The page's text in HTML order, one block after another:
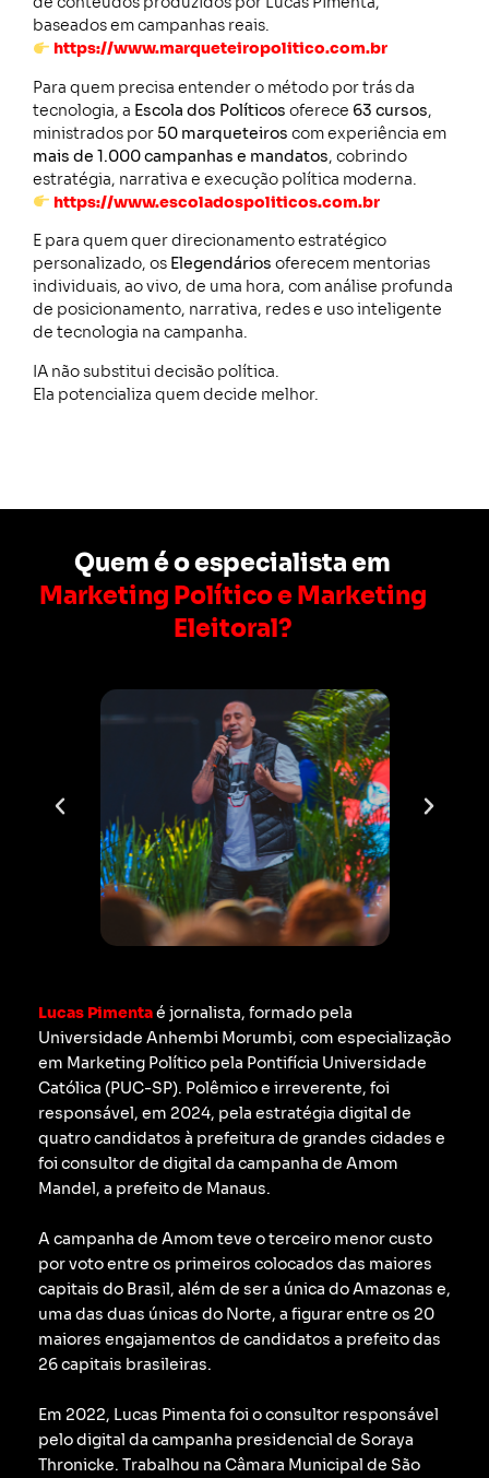
baseados em campanhas reais.
https://www.marqueteiropolitico.com.br
Para quem precisa entender o método por trás da
tecnologia, a Escola dos Políticos oferece 63 cursos,
ministrados por50 marqueteiros com experiência em
mais de 1.000 campanhas e mandatos, cobrindo
estratégia, narrativa e execução política moderna.
https://www.escoladospoliticos.com.br
E para quem quer direcionamento estratégico
personalizado, os Elegendários oferecem mentorias
individuais, ao vivo, de uma hora, com análise profunda
de posicionamento, narrativa, redes e uso inteligente
de tecnologia na campanha.
IA não substitui decisão política.
Ela potencializa quem decide melhor.
Quem é o especialista em
Marketing Político e Marketing
Eleitoral?
Lucas Pimentaé jornalista, formado pela
Universidade Anhembi Morumbi, com especialização
em Marketing Político pela Pontifícia Universidade
Católica (PUC-SP). Polêmico e irreverente, foi
responsável, em 2024, pela estratégia digital de
quatro candidatos à prefeitura de grandes cidades e
foi consultor de digital da campanha de Amom
Mandel, a prefeito de Manaus.
A campanha de Amom teve o terceiro menor custo
por voto entre os primeiros colocados das maiores
capitais do Brasil, além de ser a única do Amazonas e,
uma das duas únicas do Norte, a figurar entre os 20
maiores engajamentos de candidatos a prefeito das
26 capitais brasileiras.
Em 2022, Lucas Pimenta foi o consultor responsável
pelo digital da campanha presidencial de Soraya
Thronicke. Trabalhou na Câmara Municipal de São